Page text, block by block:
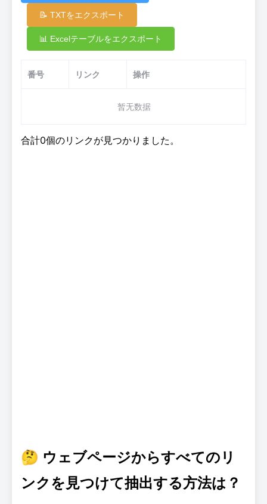
📝 TXTをエクスポート
📊 Excelテーブルをエクスポート
番号 リンク 操作
暂无数据
合計0個のリンクが見つかりました。
🤔 ウェブページからすべてのリ
ンクを見つけて抽出する方法は？